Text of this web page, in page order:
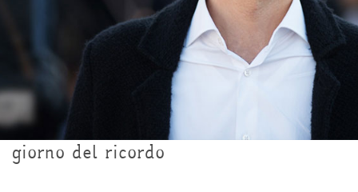
giorno del ricordo